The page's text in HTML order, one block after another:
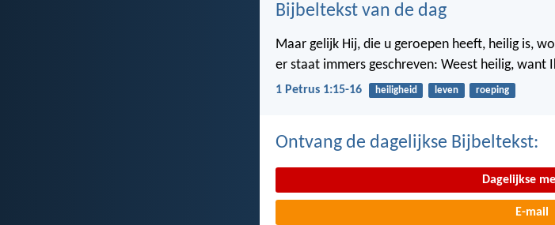
Bijbeltekst van de dag
Maar gelijk Hij, die u geroepen heeft, heilig is,
er staat immers geschreven: Weest heilig, want
1 Petrus 1:15-16 heiligheid leven roeping
Ontvang de dagelijkse Bijbeltekst:
Dagelijkse
E-mail